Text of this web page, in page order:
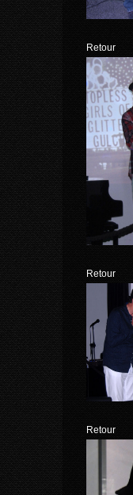
Retour
Retour
Retour